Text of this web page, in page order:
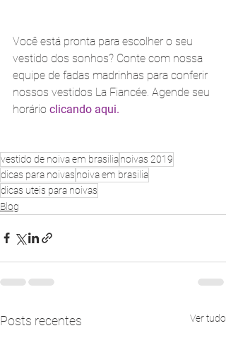
Você está pronta para escolher o seu
vestido dos sonhos? Conte com nossa
equipe de fadas madrinhas para conferir
nossos vestidos La Fiancée. Agende seu
horário clicando aqui.
vestido de noiva em brasilianoivas 2019
dicas para noivas noiva em brasilia
dicas uteis para noivas
Blog
Posts recentes Ver tudo